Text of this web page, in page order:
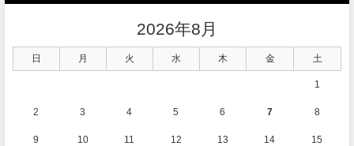
2026年8月
日 月 火 水 木 金 土
1
2 3 4 5 6 7 8
9 10 11 12 13 14 15